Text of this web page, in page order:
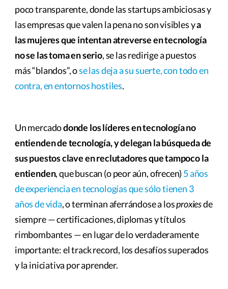
poco transparente, donde las startups ambiciosas y
las empresas que valen la pena no son visibles ya
las mujeres que intentan atreverse en tecnología
no se las toma en serio, se las redirige a puestos
más “blandos”, ose las deja a su suerte, con todo en
contra, en entornos hostiles.
Un mercadodonde los líderes en tecnología no
entienden de tecnología, y delegan la búsqueda de
sus puestos clave en reclutadores que tampoco la
entienden, que buscan (o peor aún, ofrecen) 5 años
de experiencia en tecnologías que sólo tienen 3
años de vida, o terminan aferrándose a losproxiesde
siempre — certificaciones, diplomas y títulos
rimbombantes — en lugar de lo verdaderamente
importante: el track record, los desafíos superados
y la iniciativa por aprender.